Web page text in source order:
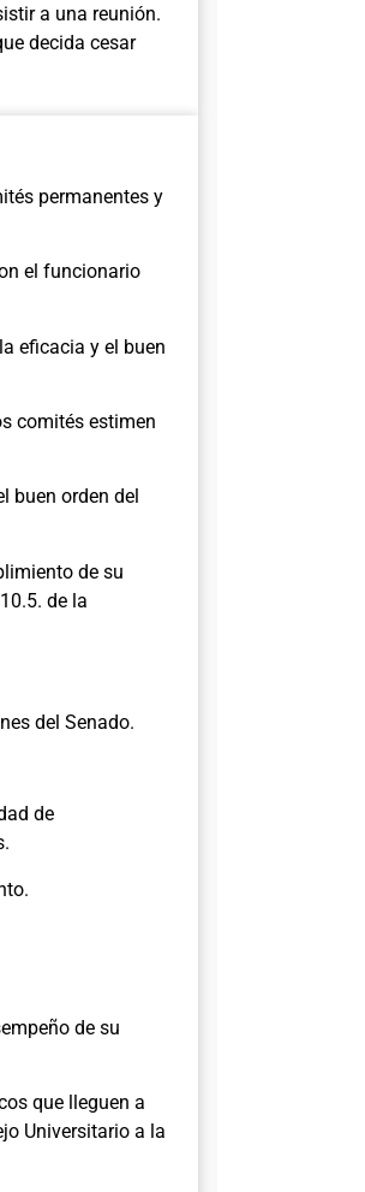
a una reunión.
decida cesar
permanentes y
el funcionario
eficacia y el buen
comités estimen
buen orden del
de su
de la
del Senado.
de
de su
que lleguen a
Universitario a la